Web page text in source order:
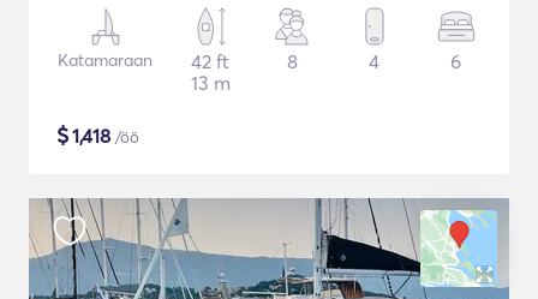
Katamaraan
42 ft
13 m
8 4 6
$1,418 /öö